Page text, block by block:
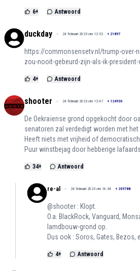
6+ Antwoord
duckday 24 februari 2023 om 12:52 + 21897
https://commonsensetv.nl/trump-over-
zou-nooit-gebeurd-zijn-als-ik-
4+ Antwoord
shooter 24 februari 2023 om 12:47 + 124930
De Oekraïense grond opgekocht door
senatoren zal verdedigt worden met het
Heeft niets met vrijheid of
Puur winstbejag door hebberige
34+ Antwoord
re-al 24 februari 2023 om 16:34 + 209788
@shooter : Klopt.
O.a. BlackRock, Vanguard,
lamdbouw-grond op.
Dus ook : Soros, Gates, Bezos,
4+ Antwoord